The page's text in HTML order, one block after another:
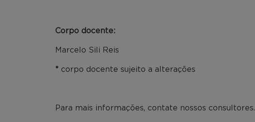
Corpo docente:
Marcelo Sili Reis
* corpo docente sujeito a alterações
Para mais informações, contate nossos consultores.